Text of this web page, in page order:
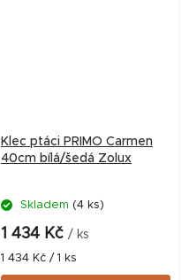
Klec ptáci PRIMO Carmen
40cm bílá/šedá Zolux
Skladem (4 ks)
1 434 Kč / ks
Měrná
cena:
1 434 Kč / 1 ks